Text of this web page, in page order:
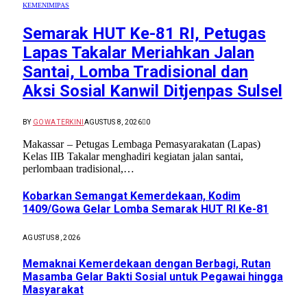
KEMENIMIPAS
Semarak HUT Ke-81 RI, Petugas
Lapas Takalar Meriahkan Jalan
Santai, Lomba Tradisional dan
Aksi Sosial Kanwil Ditjenpas Sulsel
BY GOWA TERKINI AGUSTUS 8, 2026 0
Makassar – Petugas Lembaga Pemasyarakatan (Lapas)
Kelas IIB Takalar menghadiri kegiatan jalan santai,
perlombaan tradisional,…
Kobarkan Semangat Kemerdekaan, Kodim
1409/Gowa Gelar Lomba Semarak HUT RI Ke-81
AGUSTUS 8, 2026
Memaknai Kemerdekaan dengan Berbagi, Rutan
Masamba Gelar Bakti Sosial untuk Pegawai hingga
Masyarakat